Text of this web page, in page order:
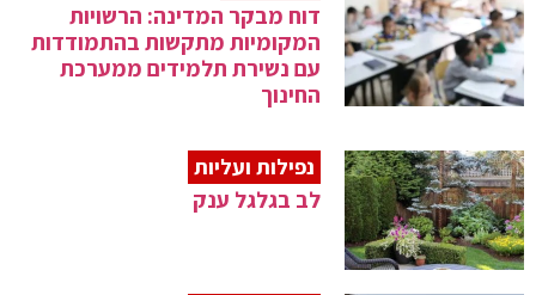
דוח מבקר המדינה: הרשויות
המקומיות מתקשות בהתמודדות
עם נשירת תלמידים ממערכת
החינוך
נפילות ועליות
לב בגלגל ענק